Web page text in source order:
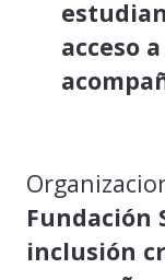
acceso
Fundación
inclusión